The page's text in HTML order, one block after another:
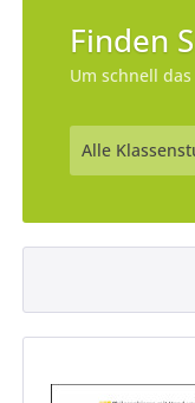
Finden
Um schnell